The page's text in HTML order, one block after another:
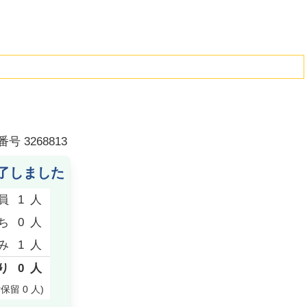
号 3268813
しました
1
人
0
人
1
人
0 人
保留0 人)